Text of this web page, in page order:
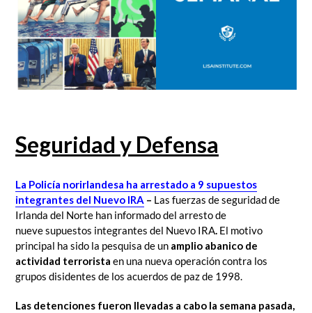
Seguridad y Defensa
La Policía norirlandesa ha arrestado a 9 supuestos
integrantes del Nuevo IRA – Las fuerzas de seguridad de
Irlanda del Norte han informado del arresto de
nuevesupuestos integrantes del Nuevo IRA. El motivo
principal ha sido la pesquisa de un amplio abanico de
actividad terrorista en una nueva operación contra los
grupos disidentes de los acuerdos de paz de 1998.
Las detenciones fueron llevadas a cabo la semana pasada,